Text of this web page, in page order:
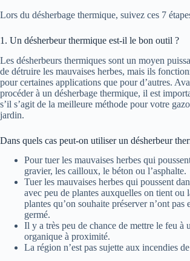
Lors du désherbage thermique, suivez ces 7
1. Un désherbeur thermique est-il le bon outil ?
Les désherbeurs thermiques sont un moyen
de détruire les mauvaises herbes, mais ils
pour certaines applications que pour d’autres.
procéder à un désherbage thermique, il est
s’il s’agit de la meilleure méthode pour votre
jardin.
Dans quels cas peut-on utiliser un désherbeur
Pour tuer les mauvaises herbes qui
gravier, les cailloux, le béton ou l’asphalte.
Tuer les mauvaises herbes qui poussent
avec peu de plantes auxquelles on tient ou
plantes qu’on souhaite préserver n’ont pas
germé.
Il y a très peu de chance de mettre le feu à
organique à proximité.
La région n’est pas sujette aux incendies